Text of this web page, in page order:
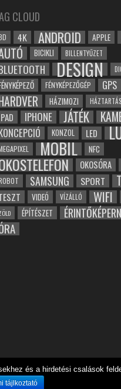
CLOUD
4K ANDROID APPLE
BICIKLI BILLENTYŰZET
DESIGN
FÉNYKÉPEZŐGÉP GPS
HÁZIMOZI HÁZTARTÁS
IPHONE JÁTÉK
KONZOL LED
MOBIL NFC
OKOSÓRA
SAMSUNG SPORT
VIDEÓ VÍZÁLLÓ WIFI
ÉPÍTÉSZET
és a hirdetési csalások
tájlkoztató